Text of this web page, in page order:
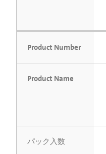
Product Number
Product Name
パック入数